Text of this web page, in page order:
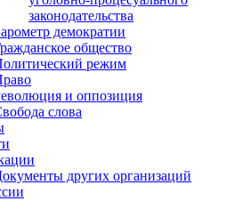
законодательства
демократии
общество
режим
и оппозиция
слова
других организаций